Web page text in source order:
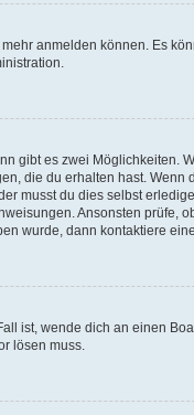
anmelden können. Es
gibt es zwei Möglichkeiten.
die du erhalten hast. Wenn
musst du dies selbst
Ansonsten prüfe,
wurde, dann kontaktiere
ist, wende dich an einen
lösen muss.